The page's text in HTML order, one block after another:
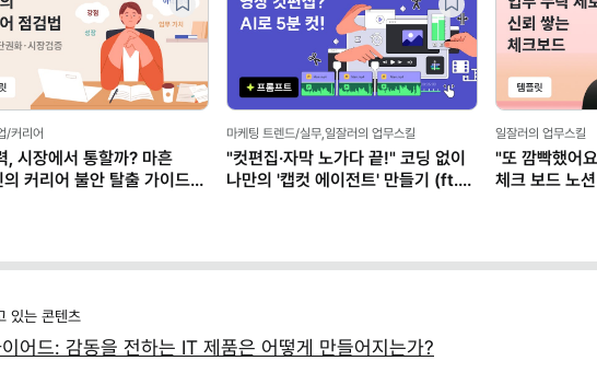
/커리어
, 시장에서 통할까? 마흔
의 커리어 불안 탈출 가이드
마케팅 트렌드/실무,일잘러의 업무스킬
"컷편집·자막 노가다 끝!" 코딩 없이
나만의 '캡컷 에이전트' 만들기 (ft.
일잘러의 업무스킬
"또 깜빡했어
체크 보드 노
있는 콘텐츠
어드: 감동을 전하는 IT 제품은 어떻게 만들어지는가?